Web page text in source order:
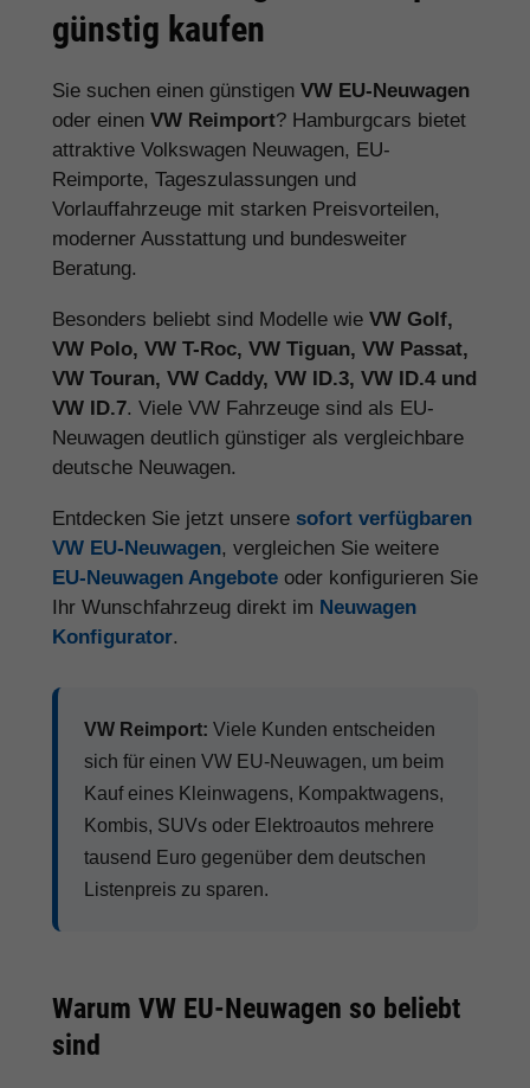
günstig kaufen
Sie suchen einen günstigen VW EU-Neuwagen
oder einen VW Reimport? Hamburgcars bietet
attraktive Volkswagen Neuwagen, EU-
Reimporte, Tageszulassungen und
Vorlauffahrzeuge mit starken Preisvorteilen,
moderner Ausstattung und bundesweiter
Beratung.
Besonders beliebt sind Modelle wie VW Golf,
VW Polo, VW T-Roc, VW Tiguan, VW Passat,
VW Touran, VW Caddy, VW ID.3, VW ID.4 und
VW ID.7. Viele VW Fahrzeuge sind als EU-
Neuwagen deutlich günstiger als vergleichbare
deutsche Neuwagen.
Entdecken Sie jetzt unsere sofort verfügbaren
VW EU-Neuwagen, vergleichen Sie weitere
EU-Neuwagen Angebote oder konfigurieren Sie
Ihr Wunschfahrzeug direkt im Neuwagen
Konfigurator.
VW Reimport: Viele Kunden entscheiden
sich für einen VW EU-Neuwagen, um beim
Kauf eines Kleinwagens, Kompaktwagens,
Kombis, SUVs oder Elektroautos mehrere
tausend Euro gegenüber dem deutschen
Listenpreis zu sparen.
Warum VW EU-Neuwagen so beliebt
sind